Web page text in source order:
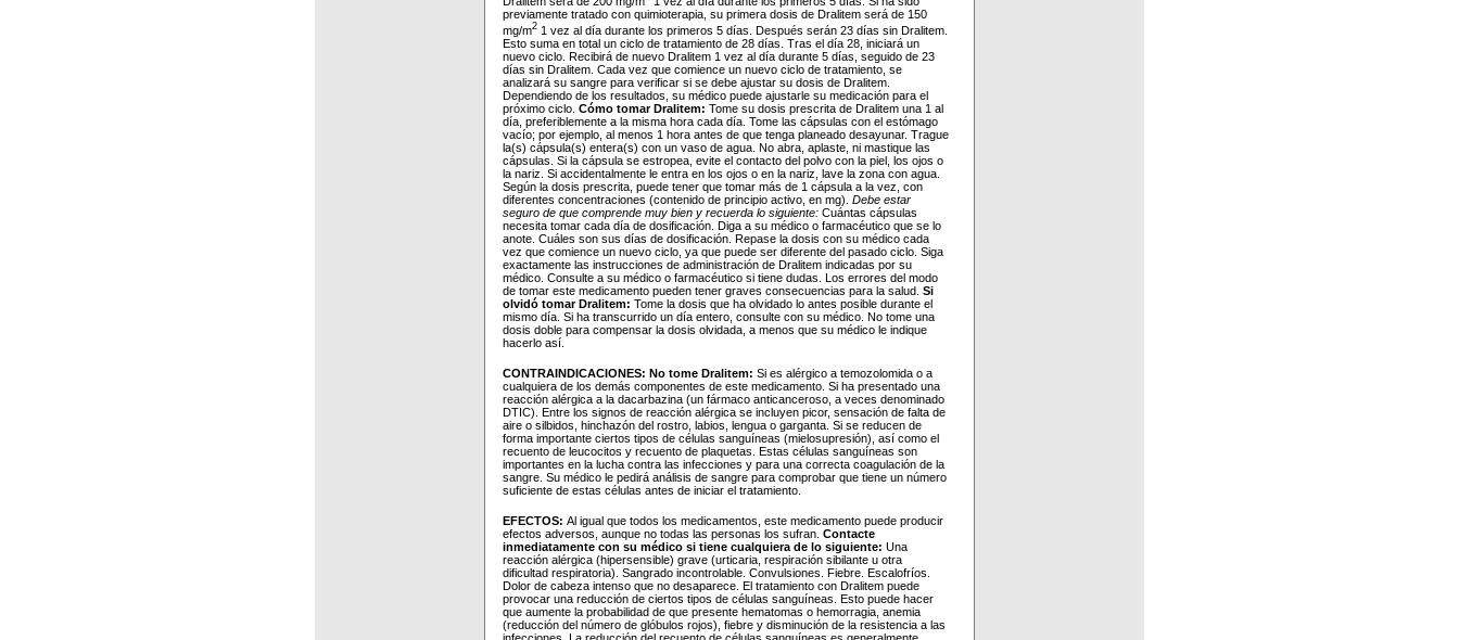
previamente tratado con quimioterapia, su primera dosis de Dralitem será de 150
mg/m2 1 vez al día durante los primeros 5 días. Después serán 23 días sin Dralitem.
Esto suma en total un ciclo de tratamiento de 28 días. Tras el día 28, iniciará un
nuevo ciclo. Recibirá de nuevo Dralitem 1 vez al día durante 5 días, seguido de 23
días sin Dralitem. Cada vez que comience un nuevo ciclo de tratamiento, se
analizará su sangre para verificar si se debe ajustar su dosis de Dralitem.
Dependiendo de los resultados, su médico puede ajustarle su medicación para el
próximo ciclo. Cómo tomar Dralitem: Tome su dosis prescrita de Dralitem una 1 al
día, preferiblemente a la misma hora cada día. Tome las cápsulas con el estómago
vacío; por ejemplo, al menos 1 hora antes de que tenga planeado desayunar. Trague
la(s) cápsula(s) entera(s) con un vaso de agua. No abra, aplaste, ni mastique las
cápsulas. Si la cápsula se estropea, evite el contacto del polvo con la piel, los ojos o
la nariz. Si accidentalmente le entra en los ojos o en la nariz, lave la zona con agua.
Según la dosis prescrita, puede tener que tomar más de 1 cápsula a la vez, con
diferentes concentraciones (contenido de principio activo, en mg). Debe estar
seguro de que comprende muy bien y recuerda lo siguiente: Cuántas cápsulas
necesita tomar cada día de dosificación. Diga a su médico o farmacéutico que se lo
anote. Cuáles son sus días de dosificación. Repase la dosis con su médico cada
vez que comience un nuevo ciclo, ya que puede ser diferente del pasado ciclo. Siga
exactamente las instrucciones de administración de Dralitem indicadas por su
médico. Consulte a su médico o farmacéutico si tiene dudas. Los errores del modo
de tomar este medicamento pueden tener graves consecuencias para la salud. Si
olvidó tomar Dralitem: Tome la dosis que ha olvidado lo antes posible durante el
mismo día. Si ha transcurrido un día entero, consulte con su médico. No tome una
dosis doble para compensar la dosis olvidada, a menos que su médico le indique
hacerlo así.
CONTRAINDICACIONES: No tome Dralitem: Si es alérgico a temozolomida o a
cualquiera de los demás componentes de este medicamento. Si ha presentado una
reacción alérgica a la dacarbazina (un fármaco anticanceroso, a veces denominado
DTIC). Entre los signos de reacción alérgica se incluyen picor, sensación de falta de
aire o silbidos, hinchazón del rostro, labios, lengua o garganta. Si se reducen de
forma importante ciertos tipos de células sanguíneas (mielosupresión), así como el
recuento de leucocitos y recuento de plaquetas. Estas células sanguíneas son
importantes en la lucha contra las infecciones y para una correcta coagulación de la
sangre. Su médico le pedirá análisis de sangre para comprobar que tiene un número
suficiente de estas células antes de iniciar el tratamiento.
EFECTOS: Al igual que todos los medicamentos, este medicamento puede producir
efectos adversos, aunque no todas las personas los sufran. Contacte
inmediatamente con su médico si tiene cualquiera de lo siguiente: Una
reacción alérgica (hipersensible) grave (urticaria, respiración sibilante u otra
dificultad respiratoria). Sangrado incontrolable. Convulsiones. Fiebre. Escalofríos.
Dolor de cabeza intenso que no desaparece. El tratamiento con Dralitem puede
provocar una reducción de ciertos tipos de células sanguíneas. Esto puede hacer
que aumente la probabilidad de que presente hematomas o hemorragia, anemia
(reducción del número de glóbulos rojos), fiebre y disminución de la resistencia a las